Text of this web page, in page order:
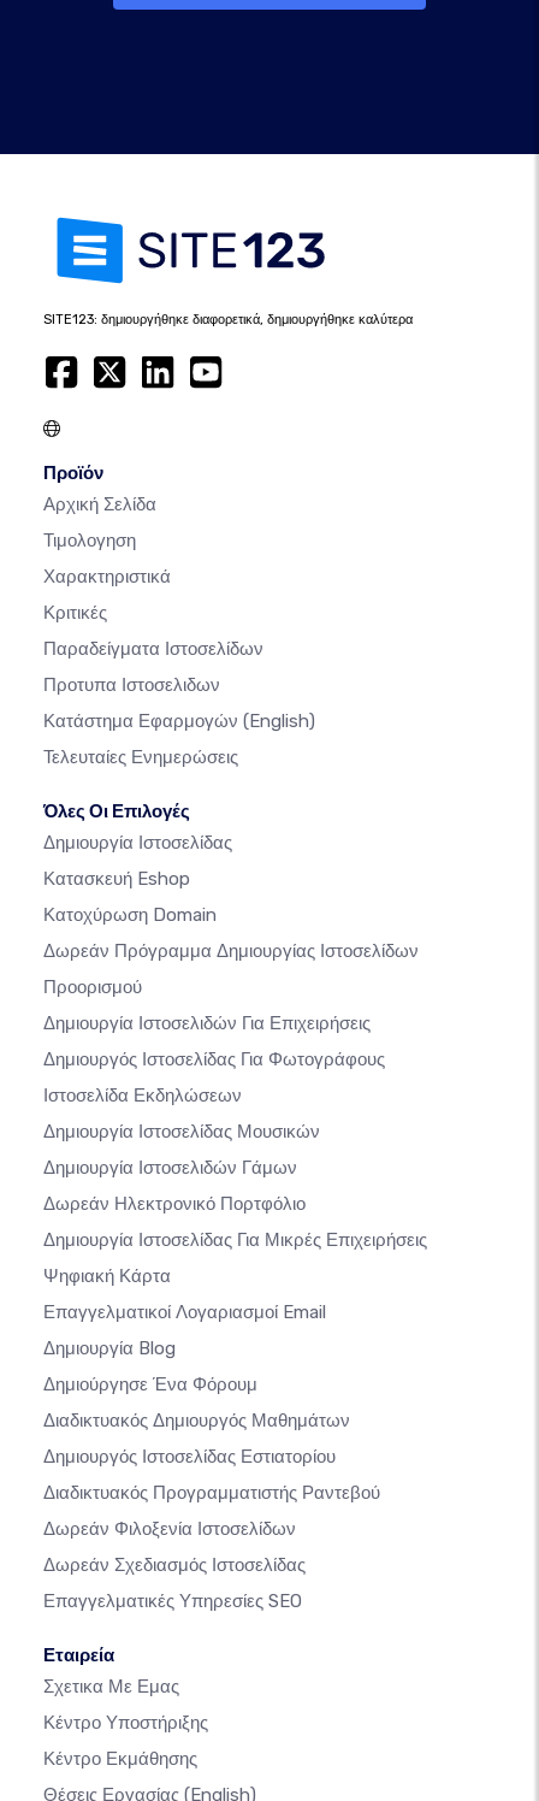
SITE123: δημιουργήθηκε διαφορετικά, δημιουργήθηκε καλύτερα
Προϊόν
Αρχική Σελίδα
Τιμολογηση
Χαρακτηριστικά
Κριτικές
Παραδείγματα Ιστοσελίδων
Προτυπα Ιστοσελιδων
Κατάστημα Εφαρμογών (English)
Τελευταίες Ενημερώσεις
Όλες Οι Επιλογές
Δημιουργία Ιστοσελίδας
Κατασκευή Eshop
Κατοχύρωση Domain
Δωρεάν Πρόγραμμα Δημιουργίας Ιστοσελίδων
Προορισμού
Δημιουργία Ιστοσελιδών Για Επιχειρήσεις
Δημιουργός Ιστοσελίδας Για Φωτογράφους
Ιστοσελίδα Εκδηλώσεων
Δημιουργία Ιστοσελίδας Μουσικών
Δημιουργία Ιστοσελιδών Γάμων
Δωρεάν Ηλεκτρονικό Πορτφόλιο
Δημιουργία Ιστοσελίδας Για Μικρές Επιχειρήσεις
Ψηφιακή Κάρτα
Επαγγελματικοί Λογαριασμοί Email
Δημιουργία Blog
Δημιούργησε Ένα Φόρουμ
Διαδικτυακός Δημιουργός Μαθημάτων
Δημιουργός Ιστοσελίδας Εστιατορίου
Διαδικτυακός Προγραμματιστής Ραντεβού
Δωρεάν Φιλοξενία Ιστοσελίδων
Δωρεάν Σχεδιασμός Ιστοσελίδας
Επαγγελματικές Υπηρεσίες SEO
Εταιρεία
Σχετικα Με Εμας
Κέντρο Υποστήριξης
Κέντρο Εκμάθησης
Θέσεις Εργασίας (English)